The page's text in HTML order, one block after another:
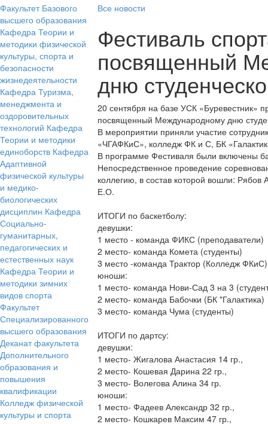
Факультет Базового
высшего образования
Кафедра Теории и
методики физической
культуры, спорта и
безопасности
жизнедеятельности
Кафедра Туризма,
менеджмента и
оздоровительных
технологий Кафедра
Теории и методики
единоборств Кафедра
Адаптивной
физической культуры
и медико-
биологических
дисциплин Кафедра
Социально-
гуманитарных,
педагогических и
естественных наук
Кафедра Теории и
методики зимних
видов спорта
Факультет
Специализированного
высшего образования
Деканат факультета
Дополнительного
образования и
повышения
квалификации
Колледж физической
культуры и спорта
Все новости
Фестиваль
посвященный
дню
20 сентября на базе УСК «Буревестник»
посвященный Международному дню
В мероприятии приняли участие
«ЧГАФКиС», колледж ФК и С, БК
В программе Фестиваля были включены
Непосредственное проведение
коллегию, в состав которой вошли:
Е.О.
ИТОГИ по баскетболу:
девушки:
1 место - команда ФИКС (преподаватели)
2 место- команда Комета (студенты)
3 место -команда Трактор (Колледж ФКиС)
юноши:
1 место- команда Нови-Сад 3 на 3
2 место- команда Бабочки (БК "Галактика)
3 место- команда Чума (студенты)
ИТОГИ по дартсу:
девушки:
1 место- Жигалова Анастасия 14 гр.,
2 место- Кошевая Дарина 22 гр.,
3 место- Волегова Алина 34 гр.
юноши:
1 место- Фадеев Александр 32 гр.,
2 место- Кошкарев Максим 47 гр.,